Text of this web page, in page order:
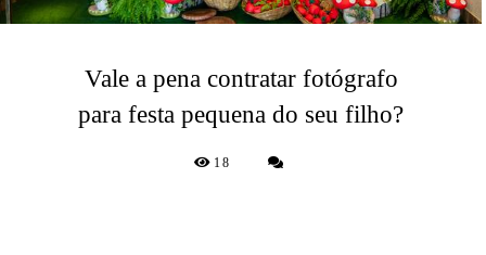
Vale a pena contratar fotógrafo
para festa pequena do seu filho?
18